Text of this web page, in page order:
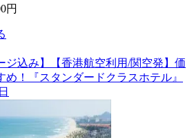
円
ジ込み】【香港航空利用/関空発】価
め！『スタンダードクラスホテル』